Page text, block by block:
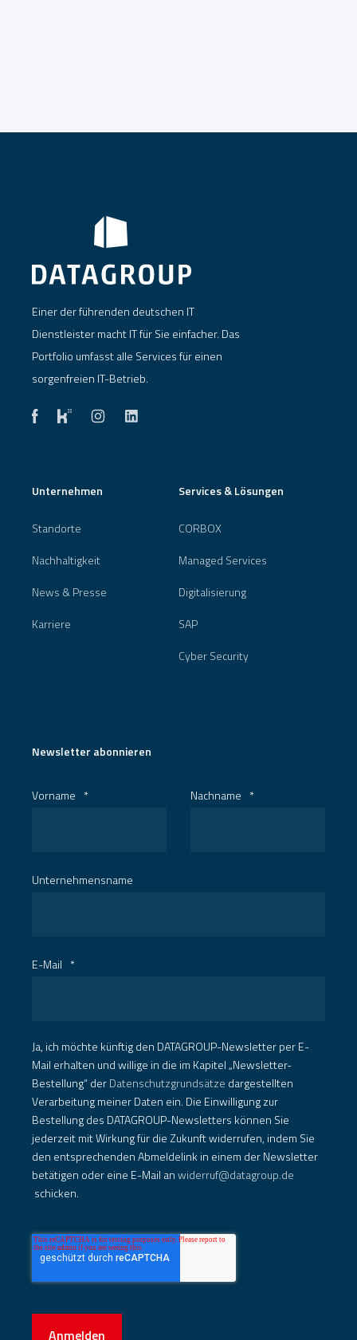
Einer der führenden deutschen IT
Dienstleister macht IT für Sie einfacher. Das
Portfolio umfasst alle Services für einen
sorgenfreien IT-Betrieb.
Unternehmen
Standorte
Nachhaltigkeit
News & Presse
Karriere
Services & Lösungen
CORBOX
Managed Services
Digitalisierung
SAP
Cyber Security
Newsletter abonnieren
Vorname * Nachname *
Unternehmensname
E-Mail *
Ja, ich möchte künftig den DATAGROUP-Newsletter per E-
Mail erhalten und willige in die im Kapitel „Newsletter-
Bestellung“ derDatenschutzgrundsätze dargestellten
Verarbeitung meiner Daten ein. Die Einwilligung zur
Bestellung des DATAGROUP-Newsletters können Sie
jederzeit mit Wirkung für die Zukunft widerrufen, indem Sie
den entsprechenden Abmeldelink in einem der Newsletter
betätigen oder eine E-Mail anwiderruf@datagroup.de
schicken.
Anmelden